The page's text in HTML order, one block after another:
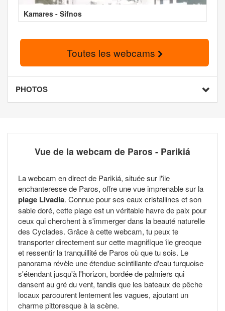
Kamares - Sifnos
Toutes les webcams
PHOTOS
Vue de la webcam de Paros - Parikiá
La webcam en direct de Parikiá, située sur l'île
enchanteresse de Paros, offre une vue imprenable sur la
plage Livadia. Connue pour ses eaux cristallines et son
sable doré, cette plage est un véritable havre de paix pour
ceux qui cherchent à s'immerger dans la beauté naturelle
des Cyclades. Grâce à cette webcam, tu peux te
transporter directement sur cette magnifique île grecque
et ressentir la tranquillité de Paros où que tu sois. Le
panorama révèle une étendue scintillante d'eau turquoise
s'étendant jusqu'à l'horizon, bordée de palmiers qui
dansent au gré du vent, tandis que les bateaux de pêche
locaux parcourent lentement les vagues, ajoutant un
charme pittoresque à la scène.